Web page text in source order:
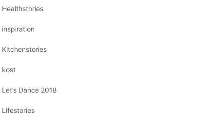
Healthstories
inspiration
Kitchenstories
kost
Let’s Dance 2018
Lifestories